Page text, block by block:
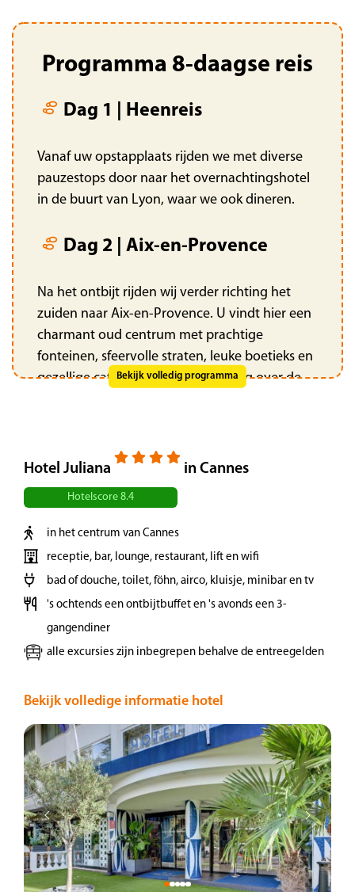
Programma 8-daagse reis
Dag 1 | Heenreis
Vanaf uw opstapplaats rijden we met diverse
pauzestops door naar het overnachtingshotel
in de buurt van Lyon, waar we ook dineren.
Dag 2 | Aix-en-Provence
Na het ontbijt rijden wij verder richting het
zuiden naar Aix-en-Provence. U vindt hier een
charmant oud centrum met prachtige
fonteinen, sfeervolle straten, leuke boetieks en
gezellige cafés. Maak een wandeling over de
lekkernij ‘calissons’ te proeven. Dit is een
ruitvormig snoepje van gekonfijte meloen,
amandelpoeder, honing en suikerglazuur.
Vervolgens rijden we verder richting Hotel
Juliana in Cannes.
Dag 3 | Cannes - Provençaalse
achterland
voor een ontspannen wandeling langs de
hoogtepunten van Cannes. Geniet van een
tocht langs de zonovergoten stranden en de
wereldberoemde Boulevard de la Croisette. ‘s
Middags gaat de reis verder naar het
betoverende Provençaalse achterland. Als
eerste bezoeken we Vence, dit middeleeuwse
stadje aan de Côte d’Azur charmeert met
smalle straatjes, sfeervolle pleinen en het
zachte geruis van fonteinen. Omringd door
Bekijk volledig programma
Hotel Juliana in Cannes
Hotelscore 8.4
in het centrum van Cannes
receptie, bar, lounge, restaurant, lift en wifi
bad of douche, toilet, föhn, airco, kluisje, minibar en tv
's ochtends een ontbijtbuffet en 's avonds een 3-
gangendiner
alle excursies zijn inbegrepen behalve de entreegelden
Bekijk volledige informatie hotel